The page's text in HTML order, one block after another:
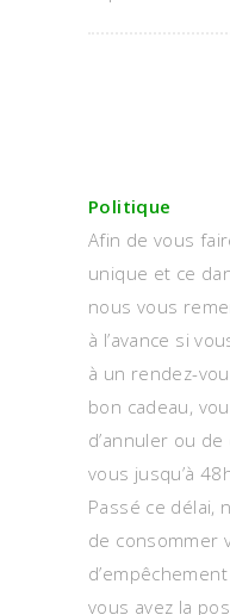
Politique
Afin de vous
unique et ce
nous vous
à l’avance si
à un rendez-
bon cadeau,
d’annuler ou
vous jusqu’à
Passé ce délai,
de consommer
vous avez la